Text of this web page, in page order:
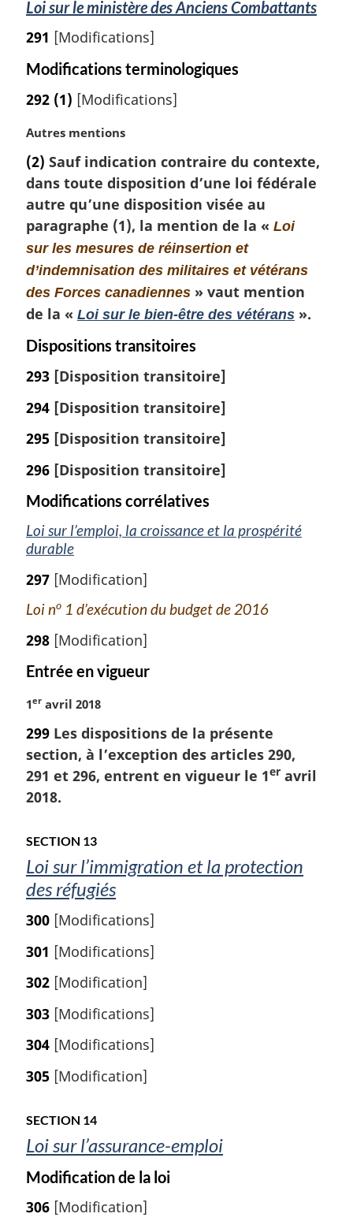
Loi sur le ministère des Anciens Combattants
291 [Modifications]
Modifications terminologiques
292 (1) [Modifications]
N
t
e
m
a
r
g
i
n
a
l
e
Autres mentions
(2) Sauf indication contraire du contexte,
dans toute disposition d’une loi fédérale
autre qu’une disposition visée au
paragraphe (1), la mention de la « Loi
sur les mesures de réinsertion et
d’indemnisation des militaires et vétérans
des Forces canadiennes » vaut mention
de la « Loi sur le bien-être des vétérans ».
Dispositions transitoires
293 [Disposition transitoire]
294 [Disposition transitoire]
295 [Disposition transitoire]
296 [Disposition transitoire]
Modifications corrélatives
Loi sur l’emploi, la croissance et la prospérité
durable
297 [Modification]
Loi no 1 d’exécution du budget de 2016
298 [Modification]
Entrée en vigueur
N
t
e
m
a
r
i
n
a
l
e
:
1er avril 2018
299 Les dispositions de la présente
section, à l’exception des articles 290,
291 et 296, entrent en vigueur le 1er avril
2018.
SECTION 13
Loi sur l’immigration et la protection
des réfugiés
300 [Modifications]
301 [Modifications]
302 [Modification]
303 [Modifications]
304 [Modifications]
305 [Modification]
SECTION 14
Loi sur l’assurance-emploi
Modification de la loi
306 [Modification]